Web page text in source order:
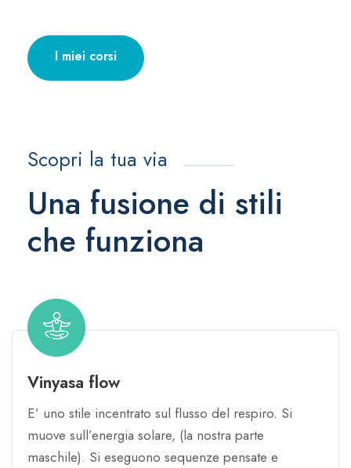
I miei corsi
Scopri la tua via
Una fusione di stili
che funziona
Vinyasa flow
E’ uno stile incentrato sul flusso del respiro. Si
muove sull’energia solare, (la nostra parte
maschile). Si eseguono sequenze pensate e